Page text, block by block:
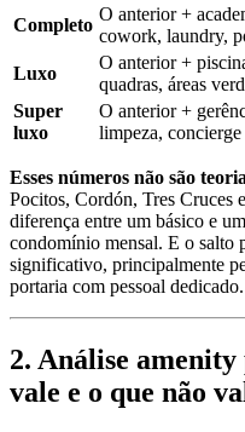
Completo
O anterior +
cowork, laundry,
Luxo
O anterior +
quadras, áreas
Super
luxo
O anterior +
limpeza, concierge
Esses números não são
Pocitos, Cordón, Tres Cruces
diferença entre um básico e
condomínio mensal. E o salto
significativo, principalmente
portaria com pessoal dedicado.
2. Análise
vale e o que não